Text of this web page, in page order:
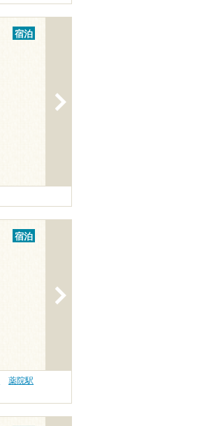
宿泊
宿泊
薬院駅